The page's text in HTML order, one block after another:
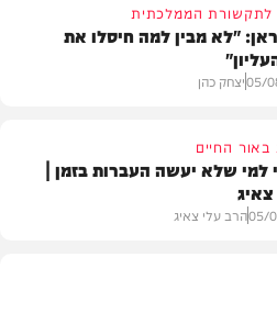
לתקשורת הממלכתית
"לא מבין למה חיסלו את
05/יצחק כהן
למי שלא יעשה העברות בזמן |
05/הרב עלי צאיג